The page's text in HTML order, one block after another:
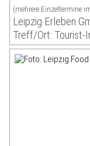
(mehrere Einzeltermine
Leipzig Erleben
Treff/Ort: Tourist-